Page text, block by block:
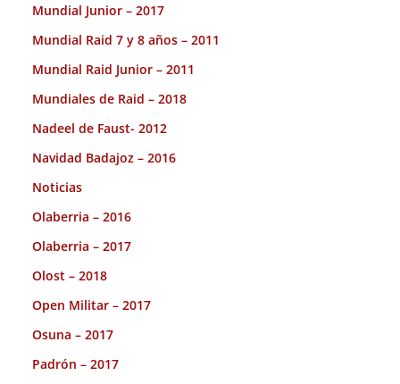
Mundial Junior – 2017
Mundial Raid 7 y 8 años – 2011
Mundial Raid Junior – 2011
Mundiales de Raid – 2018
Nadeel de Faust- 2012
Navidad Badajoz – 2016
Noticias
Olaberria – 2016
Olaberria – 2017
Olost – 2018
Open Militar – 2017
Osuna – 2017
Padrón – 2017